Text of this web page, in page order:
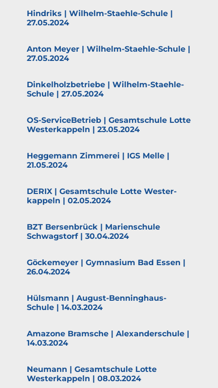
Hindriks | Wilhelm-Staehle-Schule |
27.05.2024
Anton Meyer | Wilhelm-Staehle-Schule |
27.05.2024
Dinkel­holz­be­triebe | Wilhelm-Staehle-
Schule | 27.05.2024
OS-Service­­­Be­­trieb | Gesamt­schule Lotte
Wester­kappeln | 23.05.2024
Heggemann Zimmerei | IGS Melle |
21.05.2024
DERIX | Gesamt­schule Lotte Wester­
kappeln | 02.05.2024
BZT Bersen­brück | Marien­schule
Schwagstorf | 30.04.2024
Göcke­meyer | Gymnasium Bad Essen |
26.04.2024
Hülsmann | August-Benninghaus-
Schule | 14.03.2024
Amazone Bramsche | Alexan­der­schule |
14.03.2024
Neumann | Gesamt­schule Lotte
Wester­kappeln | 08.03.2024